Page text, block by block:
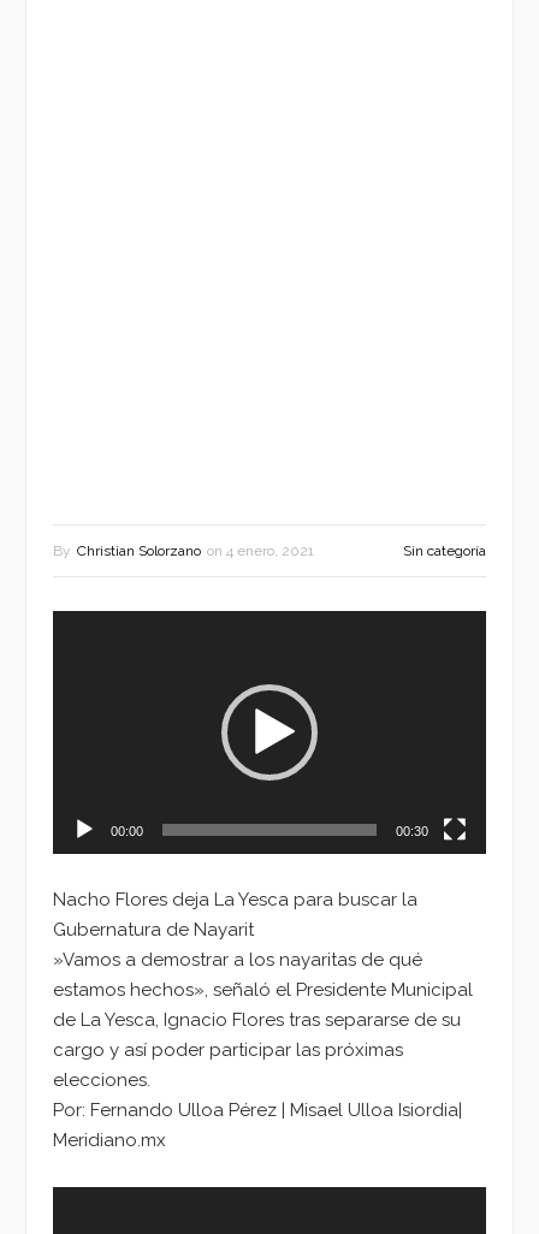
By Christian Solorzano on 4 enero, 2021 Sin categoría
00:00 00:30
Nacho Flores deja La Yesca para buscar la
Gubernatura de Nayarit
»Vamos a demostrar a los nayaritas de qué
estamos hechos», señaló el Presidente Municipal
de La Yesca, Ignacio Flores tras separarse de su
cargo y así poder participar las próximas
elecciones.
Por: Fernando Ulloa Pérez | Misael Ulloa Isiordia|
Meridiano.mx